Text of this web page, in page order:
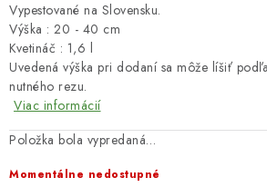
Vypestované na Slovensku.
Výška : 20 - 40 cm
Kvetináč : 1,6 l
Uvedená výška pri dodaní sa môže líšiť
nutného rezu.
Viac informácií
Položka bola vypredaná…
Momentálne nedostupné